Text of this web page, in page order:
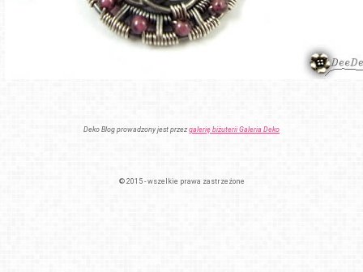
Deko Blog prowadzony jest przezgalerię biżuterii Galeria Deko
© 2015 - wszelkie prawa zastrzeżone